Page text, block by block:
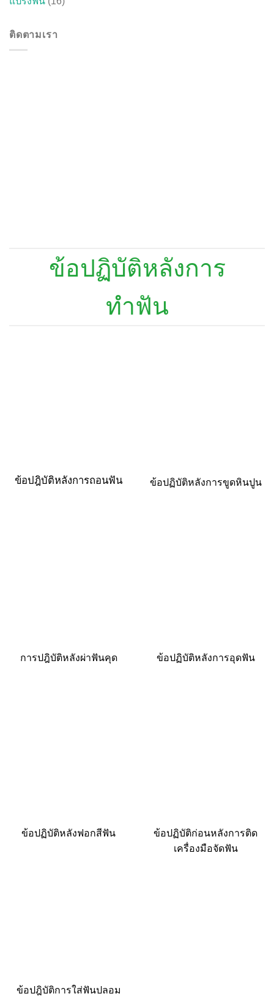
ติดตามเรา
ข้อปฏิบัติหลังการ
ทำฟัน
ข้อปฎิบัติหลังการถอนฟัน ข้อปฏิบัติหลังการขูดหินปูน
การปฎิบัติหลังผ่าฟันคุด ข้อปฏิบัติหลังการอุดฟัน
ข้อปฏิบัติหลังฟอกสีฟัน
ข้อปฎิบัติการใส่ฟันปลอม
ข้อปฏิบัติก่อนหลังการติด
เครื่องมือจัดฟัน